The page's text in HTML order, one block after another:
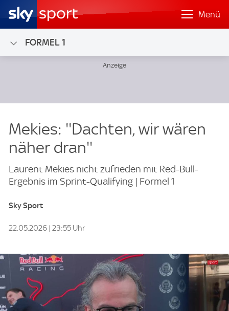
Menü
FORMEL 1
Mekies: ''Dachten, wir wären
näher dran''
Laurent Mekies nicht zufrieden mit Red-Bull-
Ergebnis im Sprint-Qualifying | Formel 1
Sky Sport
22.05.2026 | 23:55 Uhr